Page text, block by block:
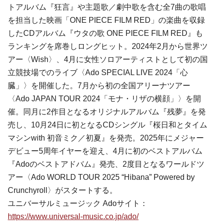
トアルバム『狂⾔』や主題歌／劇中歌を含む全7曲の歌唱
を担当した映画「ONE PIECE FILM RED」の楽曲を収録
したCDアルバム『ウタの歌 ONE PIECE FILM RED』も
ランキングを席巻しロングヒット。2024年2⽉から世界ツ
アー〈Wish〉、4⽉に⼥性ソロアーティストとして初の国
⽴競技場でのライブ〈Ado SPECIAL LIVE 2024「⼼
臓」〉を開催した。7⽉から初の全国アリーナツアー
〈Ado JAPAN TOUR 2024「モナ・リザの横顔」〉を開
催。同月に2作⽬となるオリジナルアルバム『残夢』を発
売し、10⽉24⽇に初となるCDシングル『桜⽇和とタイム
マシンwith 初⾳ミク／初夏』を発売。2025年にメジャー
デビュー5周年イヤーを迎え、4⽉に初のベストアルバム
『Adoのベストアドバム』発売、2度⽬となるワールドツ
アー〈Ado WORLD TOUR 2025 “Hibana” Powered by
Crunchyroll〉がスタートする。
ユニバーサルミュージック Adoサイト：
https://www.universal-music.co.jp/ado/